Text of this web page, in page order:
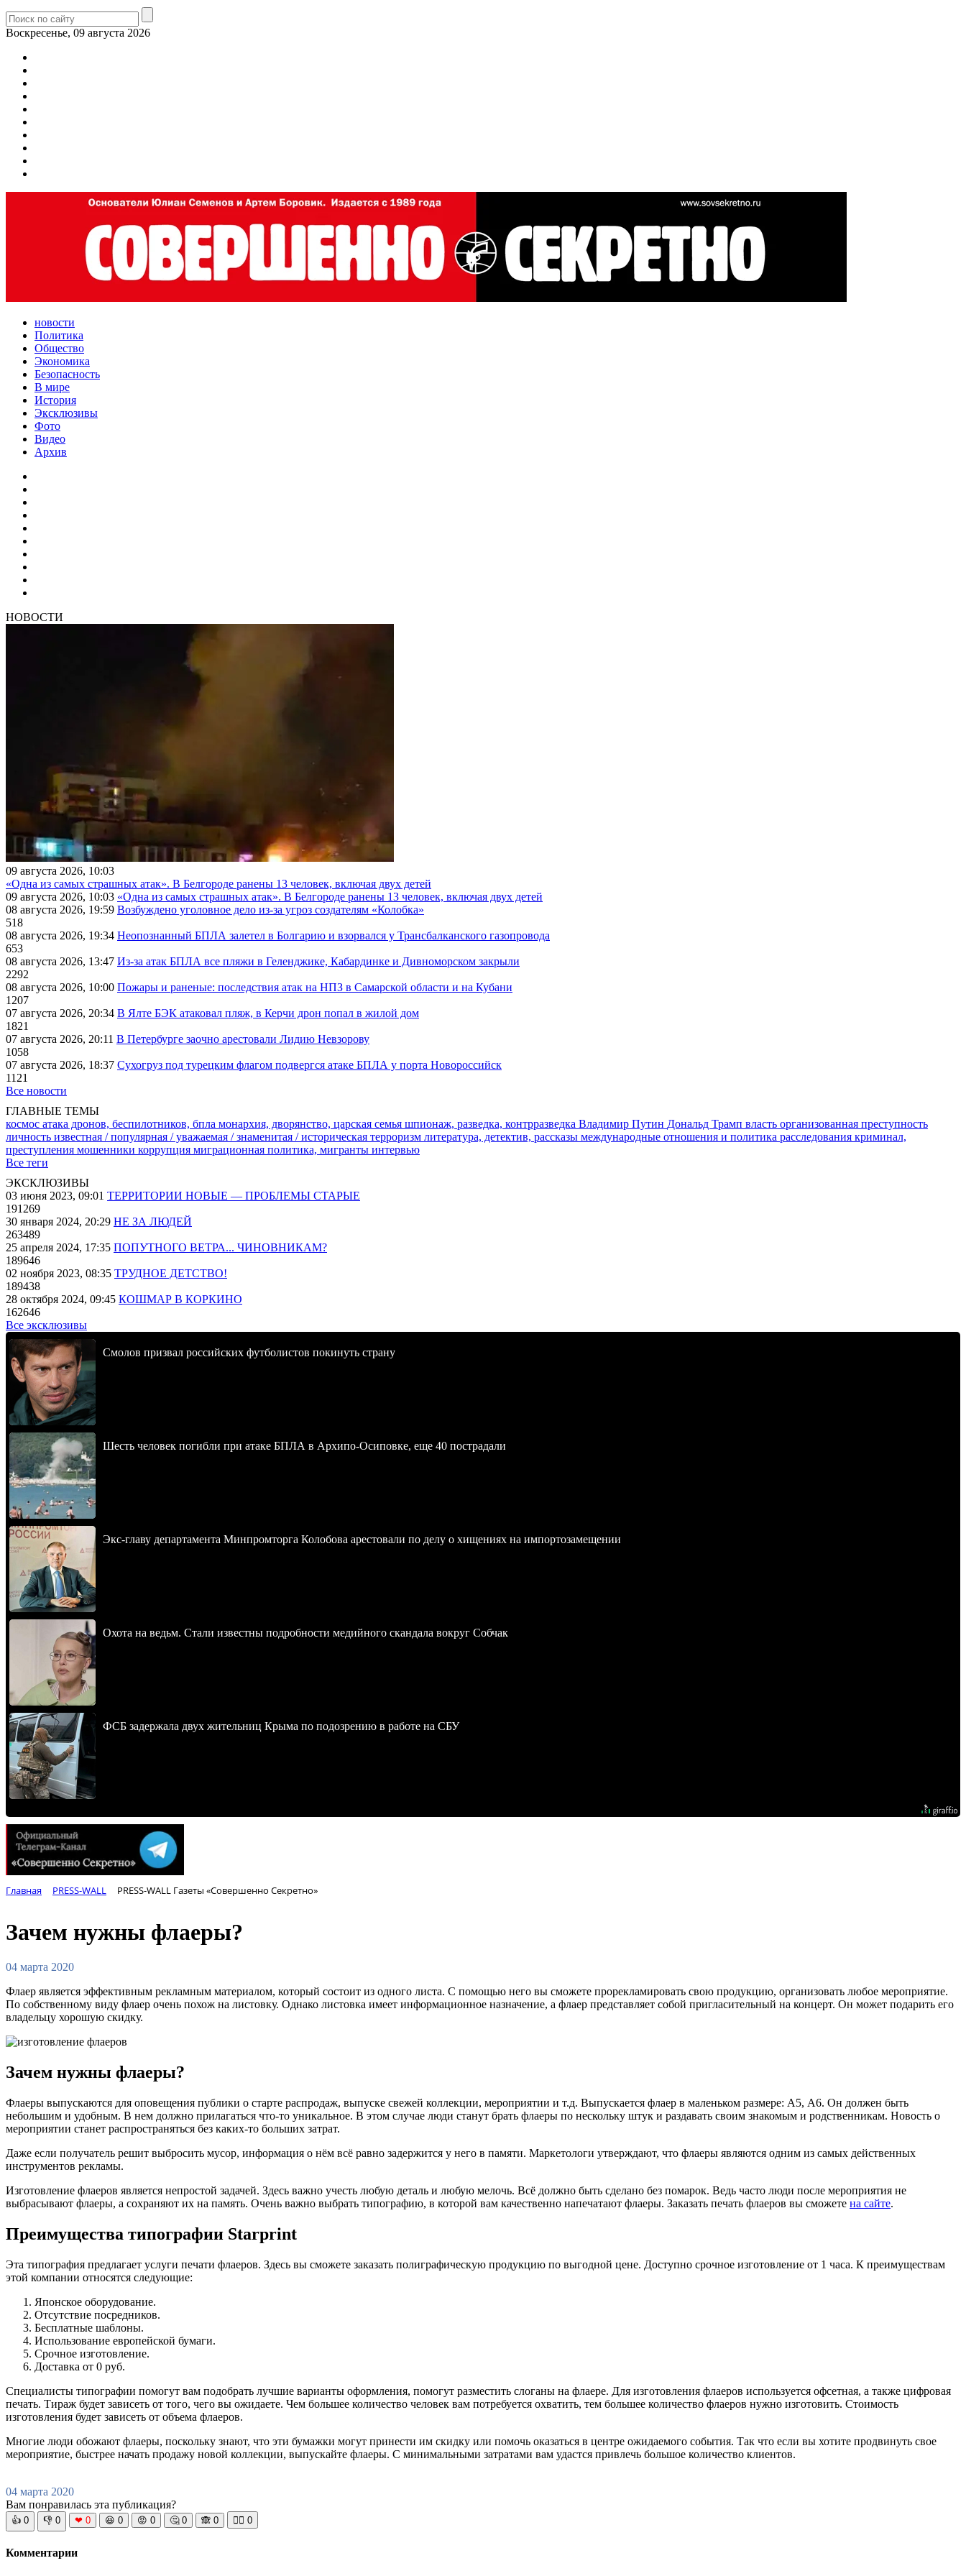
Воскресенье, 09 августа 2026
новости
Политика
Общество
Экономика
Безопасность
В мире
История
Эксклюзивы
Фото
Видео
Архив
НОВОСТИ
09 августа 2026, 10:03
«Одна из самых страшных атак». В Белгороде ранены 13 человек, включая двух детей
09 августа 2026, 10:03 «Одна из самых страшных атак». В Белгороде ранены 13 человек, включая двух детей
08 августа 2026, 19:59 Возбуждено уголовное дело из-за угроз создателям «Колобка»
518
08 августа 2026, 19:34 Неопознанный БПЛА залетел в Болгарию и взорвался у Трансбалканского газопровода
653
08 августа 2026, 13:47 Из-за атак БПЛА все пляжи в Геленджике, Кабардинке и Дивноморском закрыли
2292
08 августа 2026, 10:00 Пожары и раненые: последствия атак на НПЗ в Самарской области и на Кубани
1207
07 августа 2026, 20:34 В Ялте БЭК атаковал пляж, в Керчи дрон попал в жилой дом
1821
07 августа 2026, 20:11 В Петербурге заочно арестовали Лидию Невзорову
1058
07 августа 2026, 18:37 Сухогруз под турецким флагом подвергся атаке БПЛА у порта Новороссийск
1121
Все новости
ГЛАВНЫЕ ТЕМЫ
космос атака дронов, беспилотников, бпла монархия, дворянство, царская семья шпионаж, разведка, контрразведка Владимир Путин Дональд Трамп власть организованная преступность
личность известная / популярная / уважаемая / знаменитая / историческая терроризм литература, детектив, рассказы международные отношения и политика расследования криминал,
преступления мошенники коррупция миграционная политика, мигранты интервью
Все теги
ЭКСКЛЮЗИВЫ
03 июня 2023, 09:01 ТЕРРИТОРИИ НОВЫЕ — ПРОБЛЕМЫ СТАРЫЕ
191269
30 января 2024, 20:29 НЕ ЗА ЛЮДЕЙ
263489
25 апреля 2024, 17:35 ПОПУТНОГО ВЕТРА... ЧИНОВНИКАМ?
189646
02 ноября 2023, 08:35 ТРУДНОЕ ДЕТСТВО!
189438
28 октября 2024, 09:45 КОШМАР В КОРКИНО
162646
Все эксклюзивы
Смолов призвал российских футболистов покинуть страну
Шесть человек погибли при атаке БПЛА в Архипо-Осиповке, еще 40 пострадали
Экс-главу департамента Минпромторга Колобова арестовали по делу о хищениях на импортозамещении
Охота на ведьм. Стали известны подробности медийного скандала вокруг Собчак
ФСБ задержала двух жительниц Крыма по подозрению в работе на СБУ
Главная PRESS-WALL PRESS-WALL Газеты «Совершенно Секретно»
Зачем нужны флаеры?
04 марта 2020
Флаер является эффективным рекламным материалом, который состоит из одного листа. С помощью него вы сможете прорекламировать свою продукцию, организовать любое мероприятие.
По собственному виду флаер очень похож на листовку. Однако листовка имеет информационное назначение, а флаер представляет собой пригласительный на концерт. Он может подарить его
владельцу хорошую скидку.
Зачем нужны флаеры?
Флаеры выпускаются для оповещения публики о старте распродаж, выпуске свежей коллекции, мероприятии и т.д. Выпускается флаер в маленьком размере: А5, А6. Он должен быть
небольшим и удобным. В нем должно прилагаться что-то уникальное. В этом случае люди станут брать флаеры по нескольку штук и раздавать своим знакомым и родственникам. Новость о
мероприятии станет распространяться без каких-то больших затрат.
Даже если получатель решит выбросить мусор, информация о нём всё равно задержится у него в памяти. Маркетологи утверждают, что флаеры являются одним из самых действенных
инструментов рекламы.
Изготовление флаеров является непростой задачей. Здесь важно учесть любую деталь и любую мелочь. Всё должно быть сделано без помарок. Ведь часто люди после мероприятия не
выбрасывают флаеры, а сохраняют их на память. Очень важно выбрать типографию, в которой вам качественно напечатают флаеры. Заказать печать флаеров вы сможете на сайте.
Преимущества типографии Starprint
Эта типография предлагает услуги печати флаеров. Здесь вы сможете заказать полиграфическую продукцию по выгодной цене. Доступно срочное изготовление от 1 часа. К преимуществам
этой компании относятся следующие:
Японское оборудование.
Отсутствие посредников.
Бесплатные шаблоны.
Использование европейской бумаги.
Срочное изготовление.
Доставка от 0 руб.
Специалисты типографии помогут вам подобрать лучшие варианты оформления, помогут разместить слоганы на флаере. Для изготовления флаеров используется офсетная, а также цифровая
печать. Тираж будет зависеть от того, чего вы ожидаете. Чем большее количество человек вам потребуется охватить, тем большее количество флаеров нужно изготовить. Стоимость
изготовления будет зависеть от объема флаеров.
Многие люди обожают флаеры, поскольку знают, что эти бумажки могут принести им скидку или помочь оказаться в центре ожидаемого события. Так что если вы хотите продвинуть свое
мероприятие, быстрее начать продажу новой коллекции, выпускайте флаеры. С минимальными затратами вам удастся привлечь большое количество клиентов.
04 марта 2020
Вам понравилась эта публикация?
👍 0 👎 0 ❤ 0 😆 0 😡 0 🤔 0 🙈 0 🧘‍♀️ 0
Комментарии